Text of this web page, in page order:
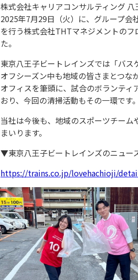
株式会社キャリアコンサルティング
2025年7月29日（火）に、グループ
を行う株式会社THTマネジメントの
た。
東京八王子ビートレインズでは「バス
オフシーズン中も地域の皆さまとつ
オフィスを筆頭に、試合のボランテ
おり、今回の清掃活動もその一環です。
当社は今後も、地域のスポーツチー
まいります。
▼東京八王子ビートレインズのニュー
https://trains.co.jp/lovehachioji/